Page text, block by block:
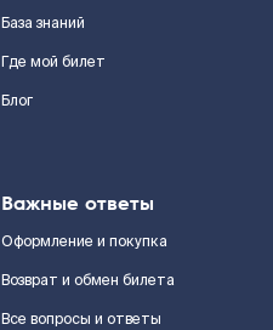
База знаний
Где мой билет
Блог
Важные ответы
Оформление и покупка
Возврат и обмен билета
Все вопросы и ответы